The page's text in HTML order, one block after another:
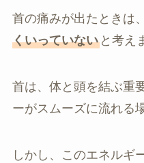
首の痛みが出たときは、
くいっていないと考え
首は、体と頭を結ぶ重
ーがスムーズに流れる
しかし、このエネルギ